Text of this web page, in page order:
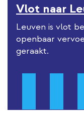
Vlot naar
Leuven is vlot
openbaar
geraakt.